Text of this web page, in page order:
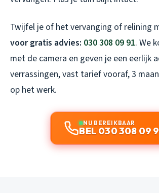
Twijfel je of het vervanging of relining
voor gratis advies: 030 308 09 91. We
met de camera en geven je een eerlijk
verrassingen, vast tarief vooraf, 3
op het werk.
NU BEREIKBAAR
BEL 030 308 09